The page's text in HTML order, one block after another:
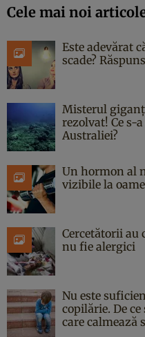
Cele mai noi
Este adevărat
scade?
Misterul
rezolvat! Ce s-
Australiei?
Un hormon al
vizibile la
Cercetătorii au
nu fie alergici
Nu este
copilărie. De
care calmează